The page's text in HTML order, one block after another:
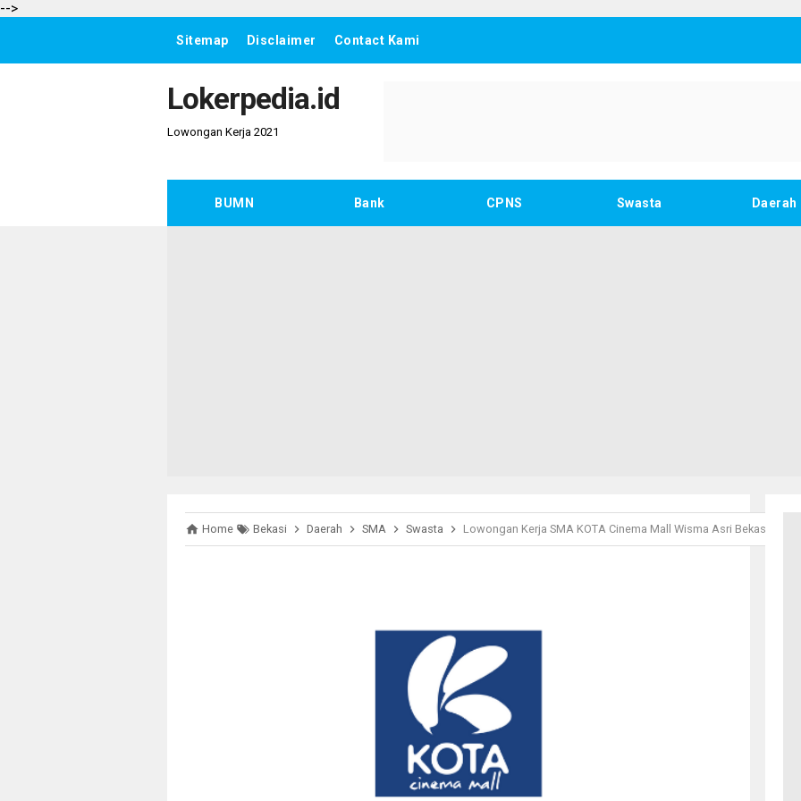
-->
Sitemap Disclaimer Contact Kami
Lokerpedia.id
Lowongan Kerja 2021
BUMN Bank CPNS Swasta Daerah
Home Bekasi Daerah SMA Swasta Lowongan Kerja SMA KOTA Cinema Mall Wisma Asri Bekasi Utara